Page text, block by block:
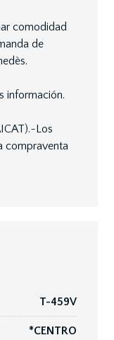
comodidad
de
información.
compraventa
T-459V
*CENTRO